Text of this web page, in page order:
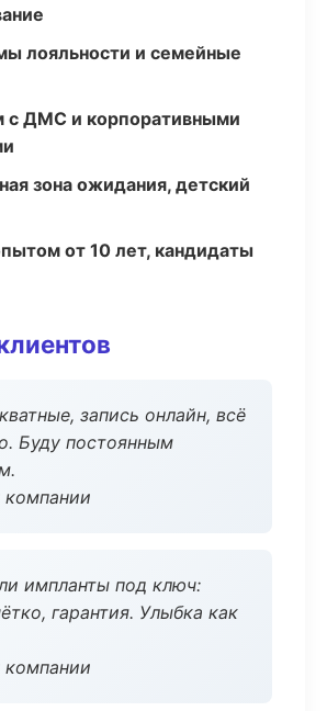
лояльности и семейные
с ДМС и корпоративными
зона ожидания, детский
от 10 лет, кандидаты
запись онлайн, всё
Буду постоянным
импланты под ключ:
гарантия. Улыбка как